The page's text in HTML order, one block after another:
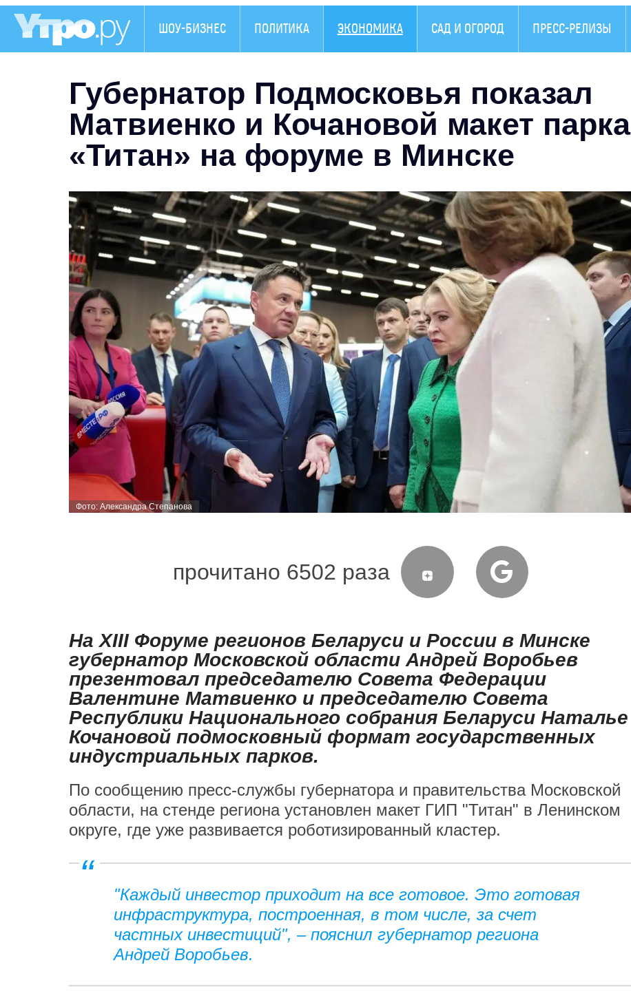
ШОУ-БИЗНЕС ПОЛИТИКА ЭКОНОМИКА САД И ОГОРОД ПРЕСС-РЕЛИЗЫ
Губернатор Подмосковья показал
Матвиенко и Кочановой макет парка
«Титан» на форуме в Минске
Фото: Александра Степанова
прочитано 6502 раза
На XIII Форуме регионов Беларуси и России в Минске
губернатор Московской области Андрей Воробьев
презентовал председателю Совета Федерации
Валентине Матвиенко и председателю Совета
Республики Национального собрания Беларуси Наталье
Кочановой подмосковный формат государственных
индустриальных парков.
По сообщению пресс-службы губернатора и правительства Московской
области, на стенде региона установлен макет ГИП "Титан" в Ленинском
округе, где уже развивается роботизированный кластер.
"Каждый инвестор приходит на все готовое. Это готовая
инфраструктура, построенная, в том числе, за счет
частных инвестиций", – пояснил губернатор региона
Андрей Воробьев.